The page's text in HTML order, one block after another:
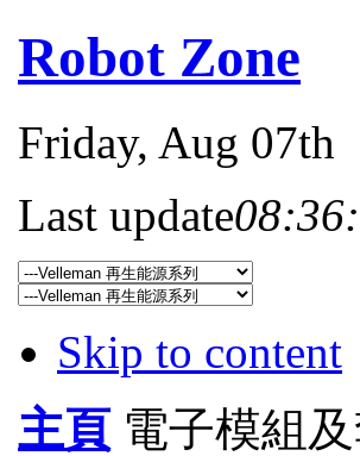
Robot Zone
Friday, Aug 07th
Last update
Skip to content
主頁 電子模組